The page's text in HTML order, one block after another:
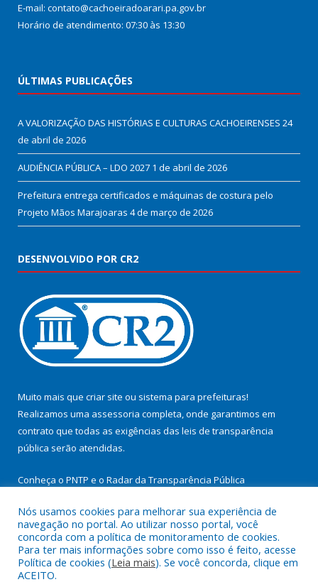
E-mail: contato@cachoeiradoarari.pa.gov.br
Horário de atendimento: 07:30 às 13:30
ÚLTIMAS PUBLICAÇÕES
A VALORIZAÇÃO DAS HISTÓRIAS E CULTURAS CACHOEIRENSES 24
de abril de 2026
AUDIÊNCIA PÚBLICA – LDO 2027 1 de abril de 2026
Prefeitura entrega certificados e máquinas de costura pelo
Projeto Mãos Marajoaras 4 de março de 2026
DESENVOLVIDO POR CR2
Muito mais que criar site ou sistema para prefeituras!
Realizamos uma assessoria completa, onde garantimos em
contrato que todas as exigências das leis de transparência
pública serão atendidas.
Conheça o PNTP e o Radar da Transparência Pública
Todos os direitos reservados a Prefeitura Municipal de
Cachoeira do Arari.
Nós usamos cookies para melhorar sua experiência de
navegação no portal. Ao utilizar nosso portal, você
concorda com a política de monitoramento de cookies.
Para ter mais informações sobre como isso é feito, acesse
Política de cookies (Leia mais). Se você concorda, clique em
ACEITO.